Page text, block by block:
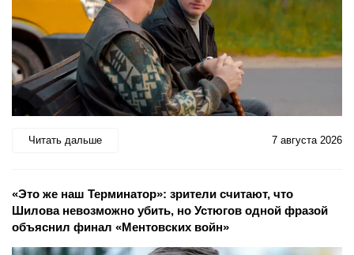
Читать дальше 7 августа 2026
«Это же наш Терминатор»: зрители считают, что
Шилова невозможно убить, но Устюгов одной фразой
объяснил финал «Ментовских войн»